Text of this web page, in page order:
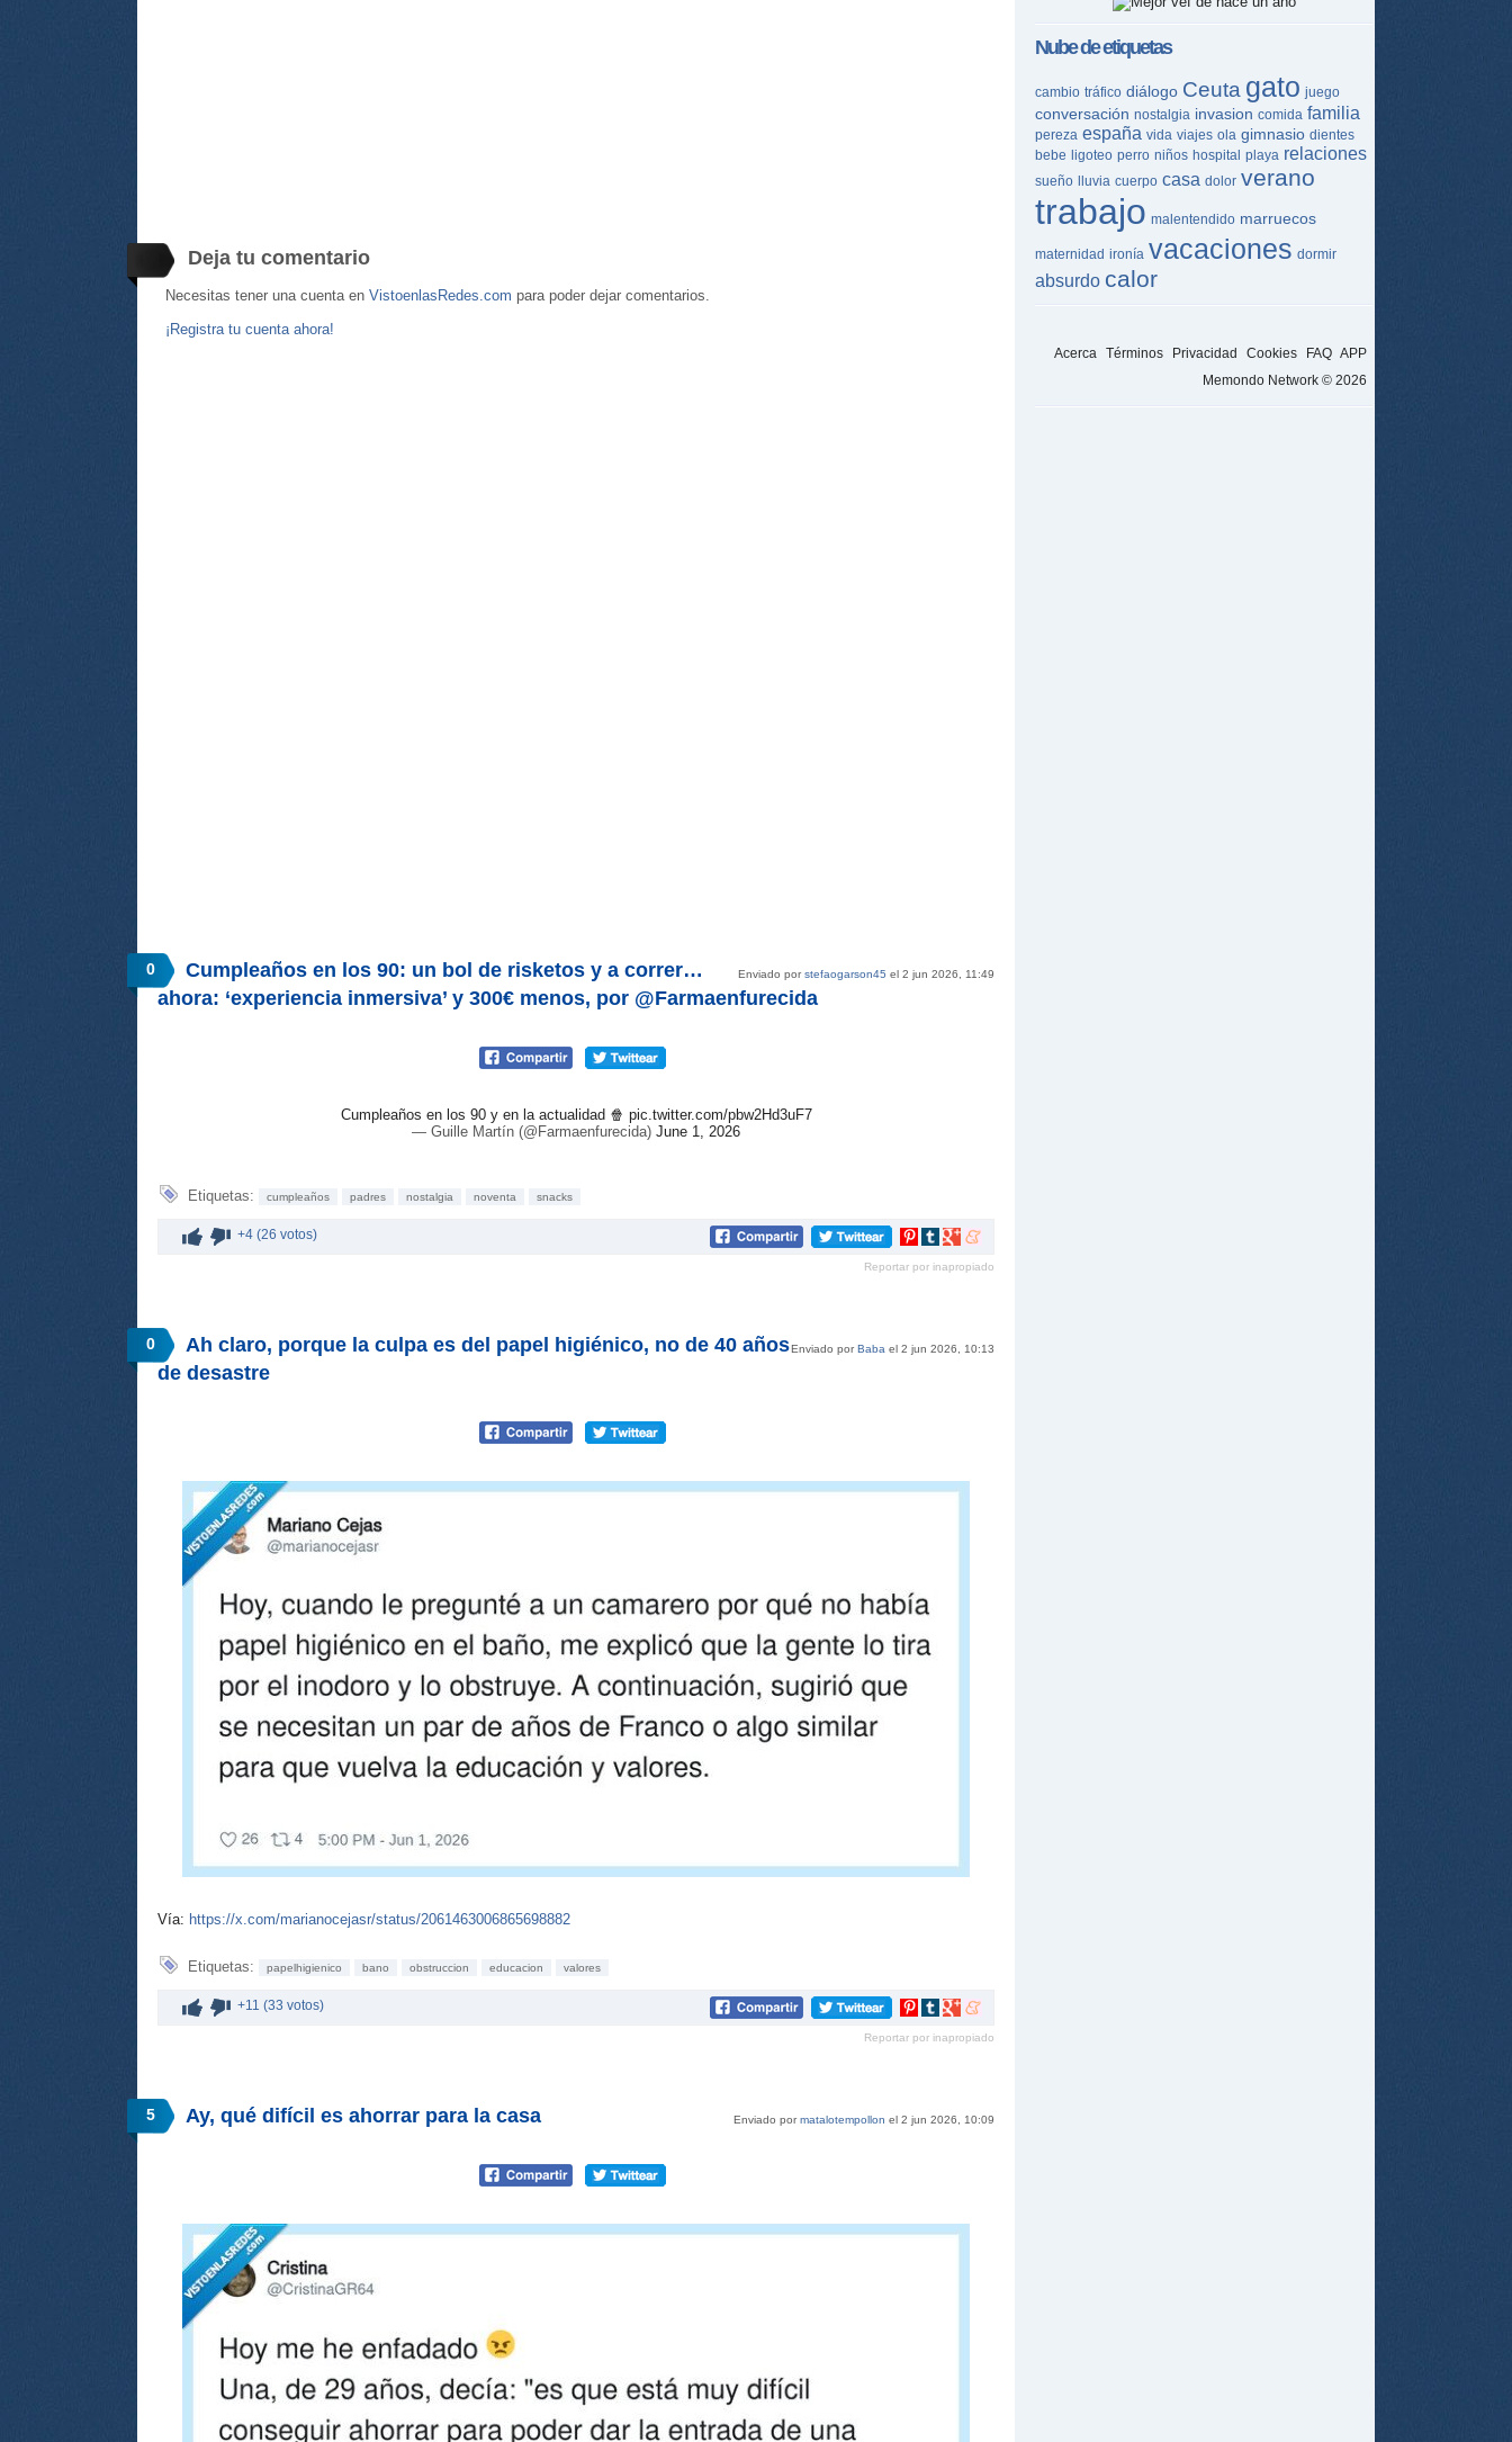
Deja tu comentario
Necesitas tener una cuenta en VistoenlasRedes.com para poder dejar comentarios.
¡Registra tu cuenta ahora!
0 Enviado porstefaogarson45 el 2 jun 2026, 11:49
Cumpleaños en los 90: un bol de risketos y a correr…
ahora: ‘experiencia inmersiva’ y 300€ menos, por @Farmaenfurecida
Cumpleaños en los 90 y en la actualidad 🍿 pic.twitter.com/pbw2Hd3uF7
— Guille Martín (@Farmaenfurecida) June 1, 2026
Etiquetas: cumpleaños padres nostalgia noventa snacks
+4 (26 votos)
Compartir
Pinterest
Compartir
tumblr
Compartir
Google+
Compartir
meneame
Reportar por inapropiado
0 Enviado porBaba el 2 jun 2026, 10:13
Ah claro, porque la culpa es del papel higiénico, no de 40 años
de desastre
Vía: https://x.com/marianocejasr/status/2061463006865698882
Etiquetas: papelhigienico bano obstruccion educacion valores
+11 (33 votos)
Compartir
Pinterest
Compartir
tumblr
Compartir
Google+
Compartir
meneame
Reportar por inapropiado
5 Enviado pormatalotempollon el 2 jun 2026, 10:09
Ay, qué difícil es ahorrar para la casa
Nube de etiquetas
cambio tráfico diálogo Ceuta gato juego
conversación nostalgia invasion comida familia
pereza españa vida viajes ola gimnasio dientes
bebe ligoteo perro niños hospital playa relaciones
sueño lluvia cuerpo casa dolor verano
trabajo malentendido marruecos
maternidad ironía vacaciones dormir
absurdo calor
Acerca Términos Privacidad Cookies FAQ APP
Memondo Network © 2026